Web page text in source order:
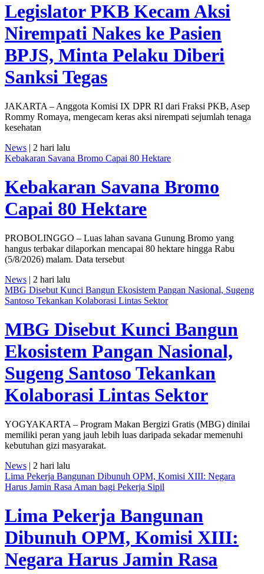
Legislator PKB Kecam Aksi
Nirempati Nakes ke Pasien
BPJS, Minta Pelaku Diberi
Sanksi Tegas
JAKARTA – Anggota Komisi IX DPR RI dari Fraksi PKB, Asep
Rommy Romaya, mengecam keras aksi nirempati sejumlah tenaga
kesehatan
News | 2 hari lalu
Kebakaran Savana Bromo Capai 80 Hektare
Kebakaran Savana Bromo
Capai 80 Hektare
PROBOLINGGO – Luas lahan savana Gunung Bromo yang
hangus terbakar dilaporkan mencapai 80 hektare hingga Rabu
(5/8/2026) malam. Data tersebut
News | 2 hari lalu
MBG Disebut Kunci Bangun Ekosistem Pangan Nasional, Sugeng
Santoso Tekankan Kolaborasi Lintas Sektor
MBG Disebut Kunci Bangun
Ekosistem Pangan Nasional,
Sugeng Santoso Tekankan
Kolaborasi Lintas Sektor
YOGYAKARTA – Program Makan Bergizi Gratis (MBG) dinilai
memiliki peran yang jauh lebih luas daripada sekadar memenuhi
kebutuhan gizi masyarakat.
News | 2 hari lalu
Lima Pekerja Bangunan Dibunuh OPM, Komisi XIII: Negara
Harus Jamin Rasa Aman bagi Pekerja Sipil
Lima Pekerja Bangunan
Dibunuh OPM, Komisi XIII:
Negara Harus Jamin Rasa